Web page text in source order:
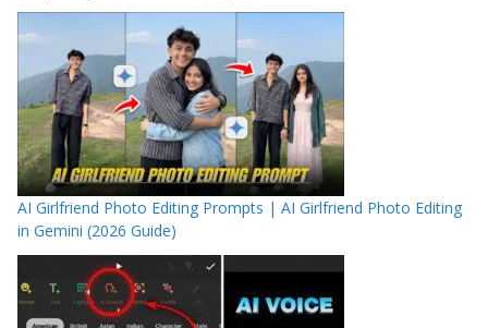
AI Girlfriend Photo Editing Prompts | AI Girlfriend Photo Editing
in Gemini (2026 Guide)